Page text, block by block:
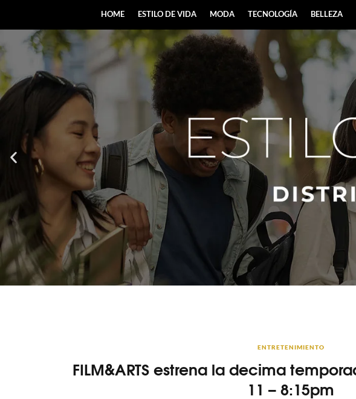
HOME ESTILO DE VIDA MODA TECNOLOGÍA BELLEZA
ENTRETENIMIENTO
FILM&ARTS estrena la decima
11 – 8:15pm